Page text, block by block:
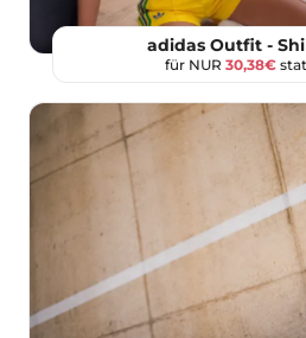
adidas Outfit -
für NUR 30,38€